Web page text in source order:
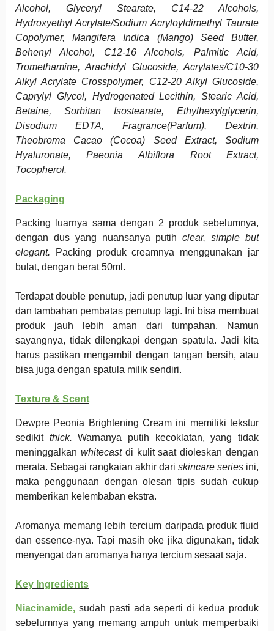
Alcohol, Glyceryl Stearate, C14-22 Alcohols,
Hydroxyethyl Acrylate/Sodium Acryloyldimethyl Taurate
Copolymer, Mangifera Indica (Mango) Seed Butter,
Behenyl Alcohol, C12-16 Alcohols, Palmitic Acid,
Tromethamine, Arachidyl Glucoside, Acrylates/C10-30
Alkyl Acrylate Crosspolymer, C12-20 Alkyl Glucoside,
Caprylyl Glycol, Hydrogenated Lecithin, Stearic Acid,
Betaine, Sorbitan Isostearate, Ethylhexylglycerin,
Disodium EDTA, Fragrance(Parfum), Dextrin,
Theobroma Cacao (Cocoa) Seed Extract, Sodium
Hyaluronate, Paeonia Albiflora Root Extract,
Tocopherol.
Packaging
Packing luarnya sama dengan 2 produk sebelumnya,
dengan dus yang nuansanya putihclear, simple but
elegant. Packing produk creamnya menggunakan jar
bulat, dengan berat 50ml.
Terdapat double penutup, jadi penutup luar yang diputar
dan tambahan pembatas penutup lagi. Ini bisa membuat
produk jauh lebih aman dari tumpahan. Namun
sayangnya, tidak dilengkapi dengan spatula. Jadi kita
harus pastikan mengambil dengan tangan bersih, atau
bisa juga dengan spatula milik sendiri.
Texture & Scent
Dewpre Peonia Brightening Cream ini memiliki tekstur
sedikit thick.Warnanya putih kecoklatan, yang tidak
meninggalkan whitecastdi kulit saat dioleskan dengan
merata. Sebagai rangkaian akhir dariskincare series ini,
maka penggunaan dengan olesan tipis sudah cukup
memberikan kelembaban ekstra.
Aromanya memang lebih tercium daripada produk fluid
dan essence-nya. Tapi masih oke jika digunakan, tidak
menyengat dan aromanya hanya tercium sesaat saja.
Key Ingredients
Niacinamide,sudah pasti ada seperti di kedua produk
sebelumnya yang memang ampuh untuk memperbaiki